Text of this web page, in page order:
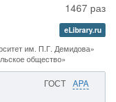
1467 раз
eLibrary.ru
им. П.Г. Демидова»
общество»
ГОСТ APA